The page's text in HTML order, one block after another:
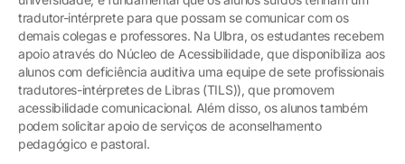
tradutor-intérprete para que possam se comunicar com os
demais colegas e professores. Na Ulbra, os estudantes recebem
apoio através do Núcleo de Acessibilidade, que disponibiliza aos
alunos com deficiência auditiva uma equipe de sete profissionais
tradutores-intérpretes de Libras (TILS)), que promovem
acessibilidade comunicacional. Além disso, os alunos também
podem solicitar apoio de serviços de aconselhamento
pedagógico e pastoral.